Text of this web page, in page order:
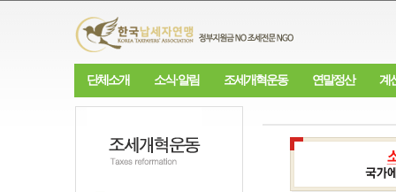
단체소개 소식·알림 조세개혁운동 연말정산 계